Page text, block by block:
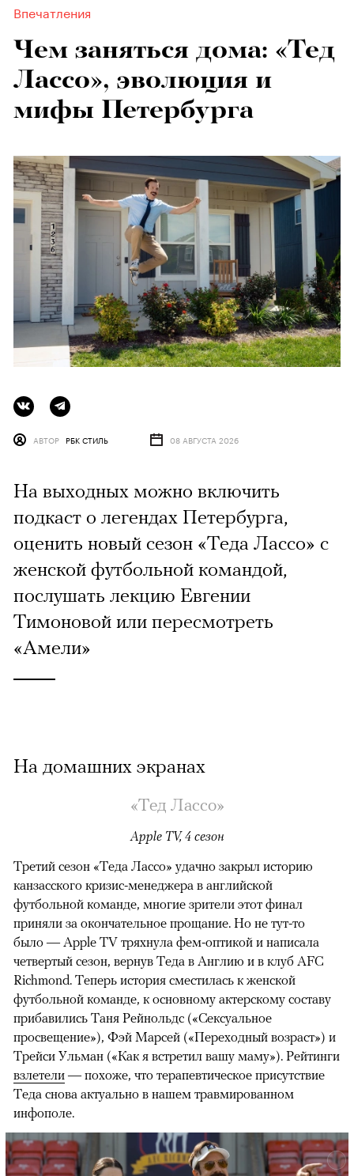
Впечатления
Чем заняться дома: «Тед
Лассо», эволюция и
мифы Петербурга
АВТОР РБК СТИЛЬ 08 АВГУСТА 2026
На выходных можно включить
подкаст о легендах Петербурга,
оценить новый сезон «Теда Лассо» с
женской футбольной командой,
послушать лекцию Евгении
Тимоновой или пересмотреть
«Амели»
На домашних экранах
«Тед Лассо»
Apple TV, 4 сезон
00:00 / 00:00
Третий сезон «Теда Лассо» удачно закрыл историю
канзасского кризис-менеджера в английской
футбольной команде, многие зрители этот финал
приняли за окончательное прощание. Но не тут-то
было — Apple TV тряхнула фем-оптикой и написала
четвертый сезон, вернув Теда в Англию и в клуб AFC
Richmond. Теперь история сместилась к женской
футбольной команде, к основному актерскому составу
прибавились Таня Рейнольдс («Сексуальное
просвещение»), Фэй Марсей («Переходный возраст») и
Трейси Ульман («Как я встретил вашу маму»). Рейтинги
взлетели — похоже, что терапевтическое присутствие
Теда снова актуально в нашем травмированном
инфополе.